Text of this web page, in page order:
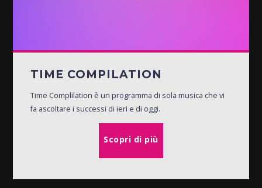
TIME COMPILATION
Time Complilation è un programma di sola musica che vi
fa ascoltare i successi di ieri e di oggi.
Scopri di più